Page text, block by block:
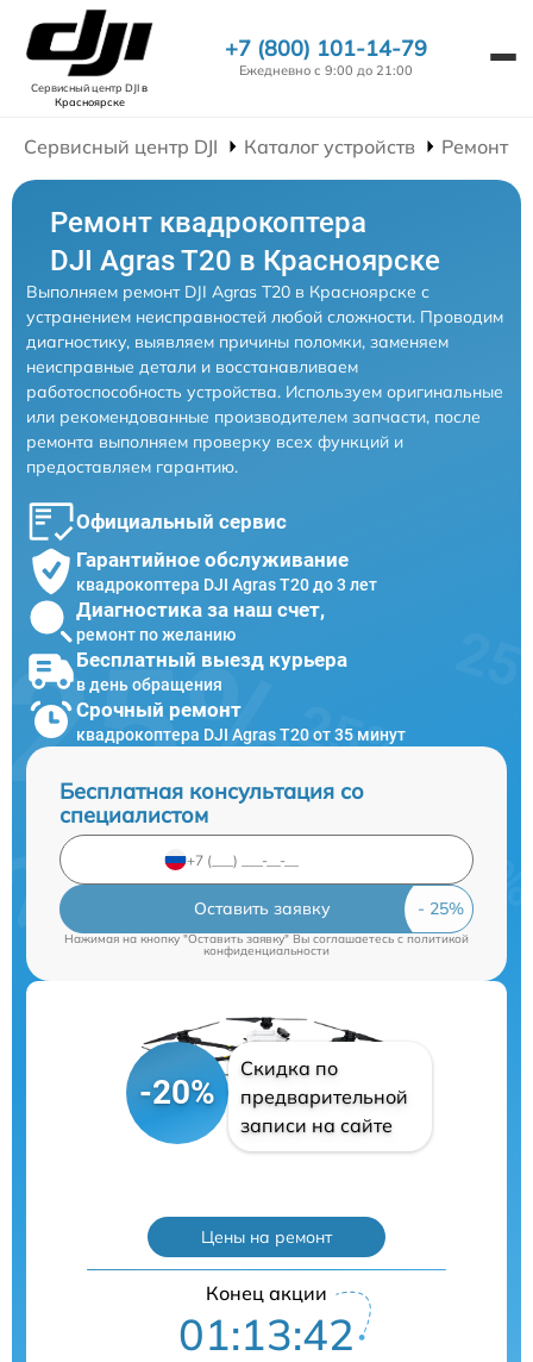
Сервисный центр DJIв
Красноярске
+7 (800) 101-14-79
Ежедневно с 9:00 до 21:00
Сервисный центр DJI Каталог устройств Ремонт
Ремонт квадрокоптера
DJI Agras T20 в Красноярске
Выполняем ремонт DJI Agras T20 в Красноярске с
устранением неисправностей любой сложности. Проводим
диагностику, выявляем причины поломки, заменяем
неисправные детали и восстанавливаем
работоспособность устройства. Используем оригинальные
или рекомендованные производителем запчасти, после
ремонта выполняем проверку всех функций и
предоставляем гарантию.
Официальный сервис
Гарантийное обслуживание
квадрокоптера DJI Agras T20 до 3 лет
Диагностика за наш счет,
ремонт по желанию
Бесплатный выезд курьера
в день обращения
Срочный ремонт
квадрокоптера DJI Agras T20 от 35 минут
Бесплатная консультация со
специалистом
Оставить заявку
Нажимая на кнопку "Оставить заявку" Вы соглашаетесь cполитикой
конфиденциальности
-20%
Скидка по
предварительной
записи на сайте
Цены на ремонт
Конец акции
01:13:41